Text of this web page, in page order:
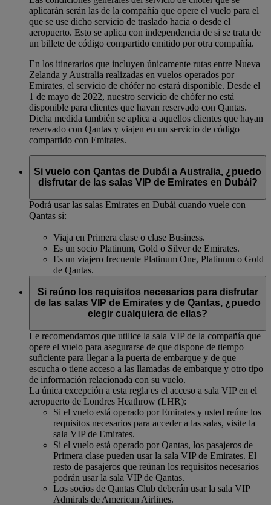
aplicarán serán las de la compañía que opere el vuelo para el
que se use dicho servicio de traslado hacia o desde el
aeropuerto. Esto se aplica con independencia de si se trata de
un billete de código compartido emitido por otra compañía.
En los itinerarios que incluyen únicamente rutas entre Nueva
Zelanda y Australia realizadas en vuelos operados por
Emirates, el servicio de chófer no estará disponible. Desde el
1 de mayo de 2022, nuestro servicio de chófer no está
disponible para clientes que hayan reservado con Qantas.
Dicha medida también se aplica a aquellos clientes que hayan
reservado con Qantas y viajen en un servicio de código
compartido con Emirates.
Si vuelo con Qantas de Dubái a Australia, ¿puedo
disfrutar de las salas VIP de Emirates en Dubái?
Podrá usar las salas Emirates en Dubái cuando vuele con
Qantas si:
Viaja en Primera clase o clase Business.
Es un socio Platinum, Gold o Silver de Emirates.
Es un viajero frecuente Platinum One, Platinum o Gold
de Qantas.
Si reúno los requisitos necesarios para disfrutar
de las salas VIP de Emirates y de Qantas, ¿puedo
elegir cualquiera de ellas?
Le recomendamos que utilice la sala VIP de la compañía que
opere el vuelo para asegurarse de que dispone de tiempo
suficiente para llegar a la puerta de embarque y de que
escucha o tiene acceso a las llamadas de embarque y otro tipo
de información relacionada con su vuelo.
La única excepción a esta regla es el acceso a sala VIP en el
aeropuerto de Londres Heathrow (LHR):
Si el vuelo está operado por Emirates y usted reúne los
requisitos necesarios para acceder a las salas, visite la
sala VIP de Emirates.
Si el vuelo está operado por Qantas, los pasajeros de
Primera clase pueden usar la sala VIP de Emirates. El
resto de pasajeros que reúnan los requisitos necesarios
podrán usar la sala VIP de Qantas.
Los socios de Qantas Club deberán usar la sala VIP
Admirals de American Airlines.